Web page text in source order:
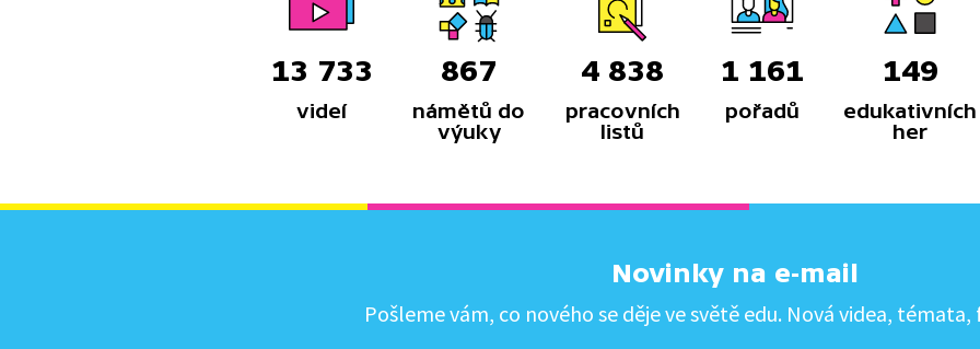
13 733
videí
867
námětů do
výuky
4 838
pracovních
listů
1 161
pořadů
149
edukativních
her
Novinky na e-mail
Pošleme vám, co nového se děje ve světě edu. Nová videa, témata,